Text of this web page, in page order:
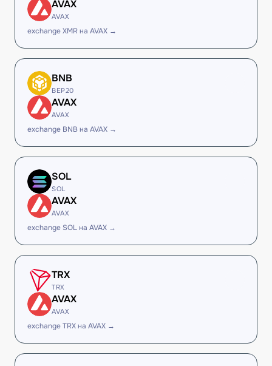
AVAX
AVAX
exchange XMR на AVAX →
BNB
BEP20
AVAX
AVAX
exchange BNB на AVAX →
SOL
SOL
AVAX
AVAX
exchange SOL на AVAX →
TRX
TRX
AVAX
AVAX
exchange TRX на AVAX →